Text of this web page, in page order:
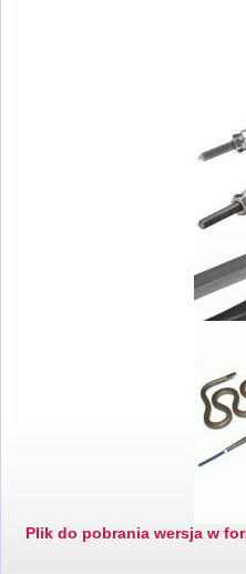
Plik do pobrania wersja w